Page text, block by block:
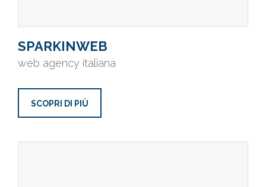
SPARKINWEB
web agency italiana
SCOPRI DI PIÙ